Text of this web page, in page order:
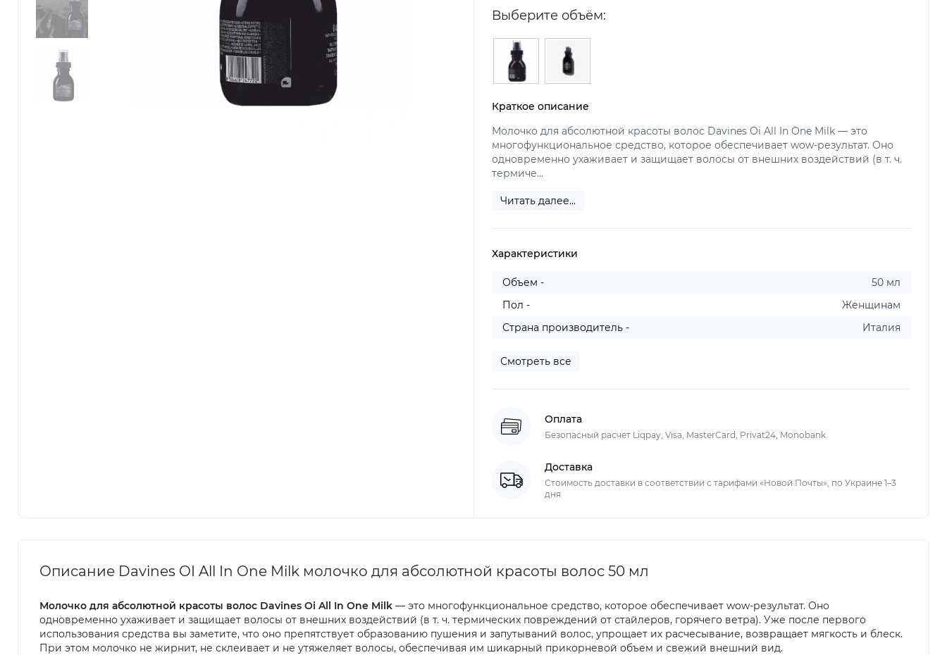
Выберите объём:
Краткое описание
Молочко для абсолютной красоты волос Davines Oi All In One Milk — это
многофункциональное средство, которое обеспечивает wow-результат. Оно
одновременно ухаживает и защищает волосы от внешних воздействий (в т. ч.
термиче...
Читать далее...
Характеристики
Объем -
50 мл
Пол -
Женщинам
Страна производитель -
Италия
Смотреть все
Оплата
Безопасный расчет Liqpay, Visa, MasterCard, Privat24, Monobank
Доставка
Стоимость доставки в соответствии с тарифами «Новой Почты», по Украине 1–3
дня
Описание Davines OI All In One Milk молочко для абсолютной красоты волос 50 мл
Молочко для абсолютной красоты волос Davines Oi All In One Milk — это многофункциональное средство, которое обеспечивает wow-результат. Оно
одновременно ухаживает и защищает волосы от внешних воздействий (в т. ч. термических повреждений от стайлеров, горячего ветра). Уже после первого
использования средства вы заметите, что оно препятствует образованию пушения и запутываний волос, упрощает их расчесывание, возвращает мягкость и блеск.
При этом молочко не жирнит, не склеивает и не утяжеляет волосы, обеспечивая им шикарный прикорневой объем и свежий внешний вид.